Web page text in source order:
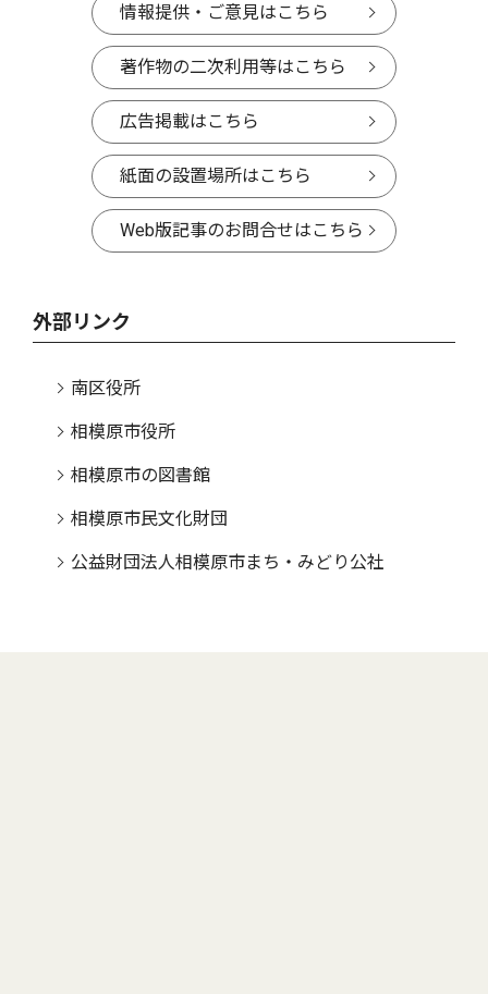
情報提供・ご意見はこちら
著作物の二次利用等はこちら
広告掲載はこちら
紙面の設置場所はこちら
Web版記事のお問合せはこちら
外部リンク
南区役所
相模原市役所
相模原市の図書館
相模原市民文化財団
公益財団法人相模原市まち・みどり公社